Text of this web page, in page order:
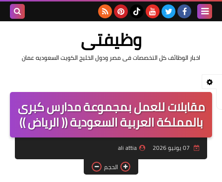
وظيفتى
اخبار الوظائف كل التخصصات فى مصر ودول الخليج الكويت السعوديه عمان
مقابلات للعمل بمجموعة مدارس كبرى
بالمملكة العربية السعودية (( الرياض ))
ali attia
الحجم